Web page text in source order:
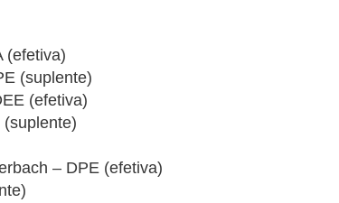
(efetiva)
(suplente)
(efetiva)
– DPE (efetiva)